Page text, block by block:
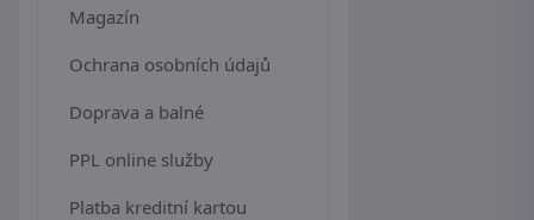
Magazín
Ochrana osobních údajů
Doprava a balné
PPL online služby
Platba kreditní kartou